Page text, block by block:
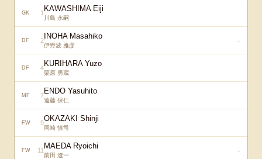
GK 1 KAWASHIMA Eiji
川島 永嗣
DF 2 INOHA Masahiko
伊野波 雅彦
↓
DF 4KURIHARA Yuzo
栗原 勇蔵
MF 7ENDO Yasuhito
遠藤 保仁
FW 9OKAZAKI Shinji
岡崎 慎司
FW 11 MAEDA Ryoichi
前田 遼一
↓